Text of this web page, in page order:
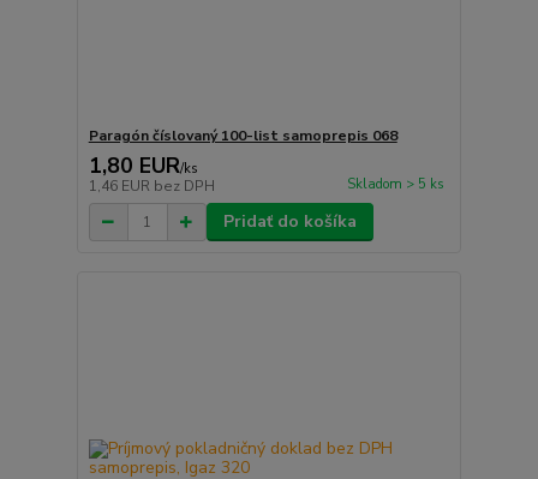
Paragón číslovaný 100-list samoprepis 068
1,80 EUR/ks
1,46 EUR bez DPH Skladom > 5 ks
Pridať do košíka